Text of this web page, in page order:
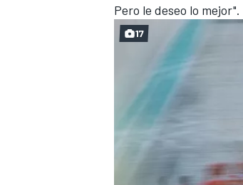
MÁS CATEGORÍAS
Pero le deseo lo mejor".
17